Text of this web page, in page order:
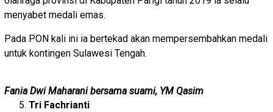
menyabet medali emas.
Pada PON kali ini ia bertekad akan mempersembahkan medali
untuk kontingen Sulawesi Tengah.
Fania Dwi Maharani bersama suami, YM Qasim
Tri Fachrianti